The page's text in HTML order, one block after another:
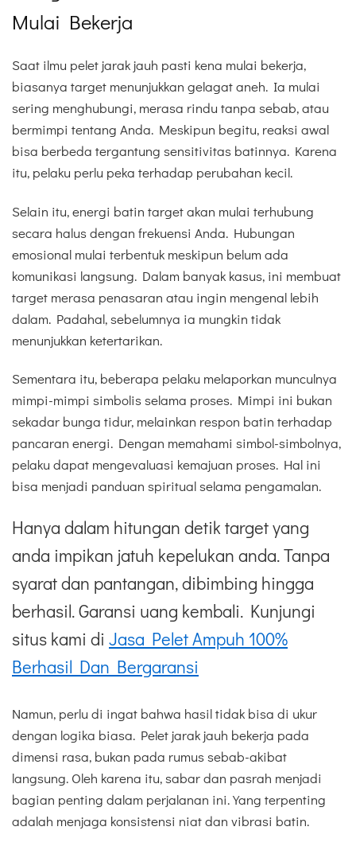
Mulai Bekerja
Saat ilmu pelet jarak jauh pasti kena mulai bekerja,
biasanya target menunjukkan gelagat aneh. Ia mulai
sering menghubungi, merasa rindu tanpa sebab, atau
bermimpi tentang Anda. Meskipun begitu, reaksi awal
bisa berbeda tergantung sensitivitas batinnya. Karena
itu, pelaku perlu peka terhadap perubahan kecil.
Selain itu, energi batin target akan mulai terhubung
secara halus dengan frekuensi Anda. Hubungan
emosional mulai terbentuk meskipun belum ada
komunikasi langsung. Dalam banyak kasus, ini membuat
target merasa penasaran atau ingin mengenal lebih
dalam. Padahal, sebelumnya ia mungkin tidak
menunjukkan ketertarikan.
Sementara itu, beberapa pelaku melaporkan munculnya
mimpi-mimpi simbolis selama proses. Mimpi ini bukan
sekadar bunga tidur, melainkan respon batin terhadap
pancaran energi. Dengan memahami simbol-simbolnya,
pelaku dapat mengevaluasi kemajuan proses. Hal ini
bisa menjadi panduan spiritual selama pengamalan.
Hanya dalam hitungan detik target yang
anda impikan jatuh kepelukan anda. Tanpa
syarat dan pantangan, dibimbing hingga
berhasil. Garansi uang kembali. Kunjungi
situs kami di Jasa Pelet Ampuh 100%
Berhasil Dan Bergaransi
Namun, perlu di ingat bahwa hasil tidak bisa di ukur
dengan logika biasa. Pelet jarak jauh bekerja pada
dimensi rasa, bukan pada rumus sebab-akibat
langsung. Oleh karena itu, sabar dan pasrah menjadi
bagian penting dalam perjalanan ini. Yang terpenting
adalah menjaga konsistensi niat dan vibrasi batin.